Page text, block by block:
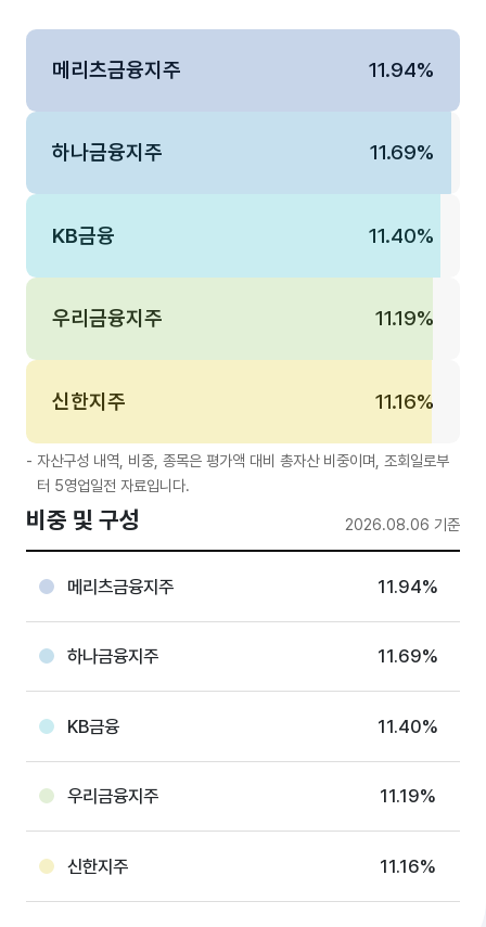
메리츠금융지주 11.94%
하나금융지주 11.69%
KB금융 11.40%
우리금융지주 11.19%
신한지주 11.16%
자산구성 내역, 비중, 종목은 평가액 대비 총자산 비중이며, 조회일로부
터 5영업일전 자료입니다.
비중 및 구성 2026.08.06 기준
메리츠금융지주 11.94%
하나금융지주 11.69%
KB금융 11.40%
우리금융지주 11.19%
신한지주 11.16%